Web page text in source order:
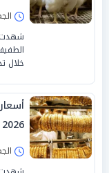
الجمعة 03/
شهدت
خلال
2026
الجمعة 03/